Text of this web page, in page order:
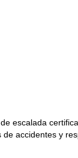
con
desde 4 hasta
garantizamos
tu viaje!
escalada
accidentes y